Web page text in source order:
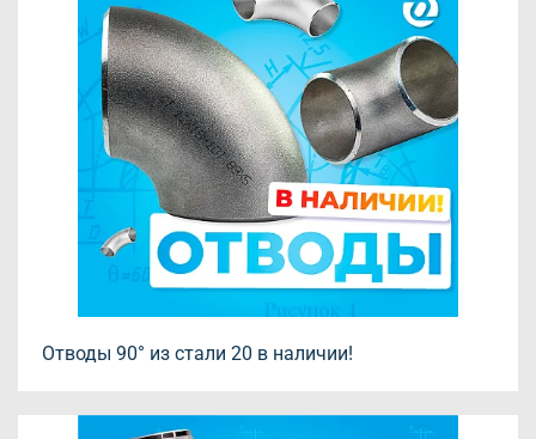
Отводы 90° из стали 20 в наличии!